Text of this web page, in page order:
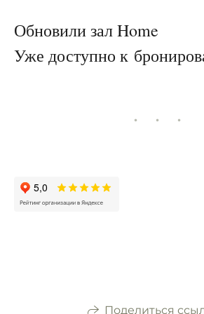
Обновили зал Home
Уже доступно к
Поделиться